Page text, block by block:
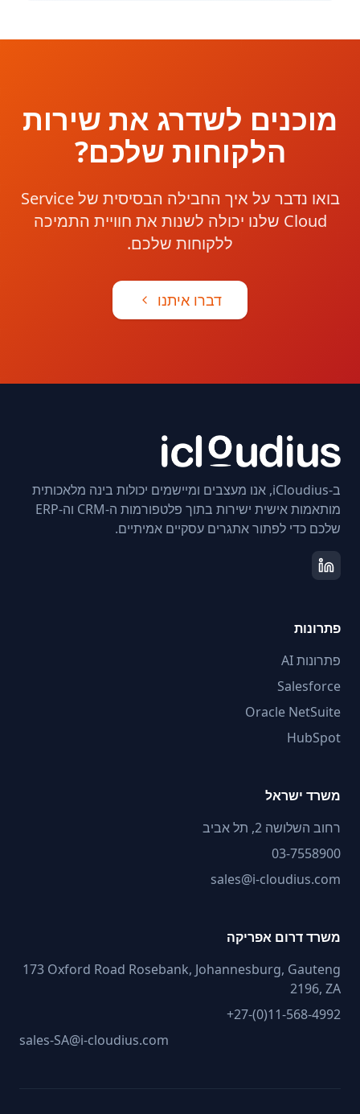
מוכנים לשדרג את שירות
הלקוחות שלכם?
בואו נדבר על איך החבילה הבסיסית של Service
Cloud שלנו יכולה לשנות את חוויית התמיכה
ללקוחות שלכם.
דברו איתנו
ב-iCloudius, אנו מעצבים ומיישמים יכולות בינה מלאכותית
מותאמות אישית ישירות בתוך פלטפורמות ה-CRM וה-ERP
שלכם כדי לפתור אתגרים עסקיים אמיתיים.
פתרונות
פתרונות AI
Salesforce
Oracle NetSuite
HubSpot
משרד ישראל
רחוב השלושה 2, תל אביב
03-7558900
sales@i-cloudius.com
משרד דרום אפריקה
173 Oxford Road Rosebank, Johannesburg, Gauteng
2196, ZA
+27-(0)11-568-4992
sales-SA@i-cloudius.com